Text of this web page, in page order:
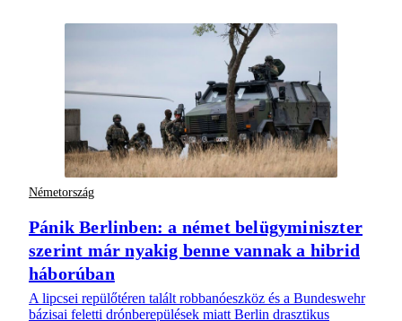
Németország
Pánik Berlinben: a német belügyminiszter
szerint már nyakig benne vannak a hibrid
háborúban
A lipcsei repülőtéren talált robbanóeszköz és a Bundeswehr
bázisai feletti drónberepülések miatt Berlin drasztikus